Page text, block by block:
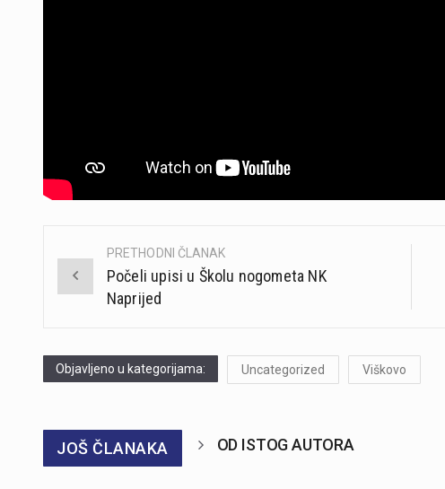
Post
navigation
PRETHODNI ČLANAK
Počeli upisi u Školu nogometa NK
Naprijed
Objavljeno u kategorijama: Uncategorized Viškovo
JOŠ ČLANAKA OD ISTOG AUTORA